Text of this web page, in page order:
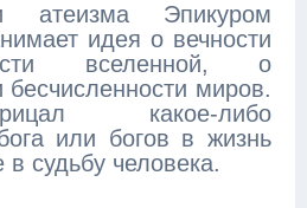
атеизма Эпикуром
идея о вечности
вселенной, о
бесчисленности миров.
какое-либо
или богов в жизнь
судьбу человека.